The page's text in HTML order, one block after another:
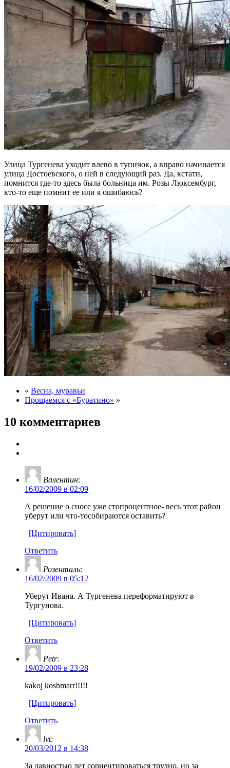
Улица Тургенева уходит влево в тупичок, а вправо начинается
улица Достоевского, о ней в следующий раз. Да, кстати,
помнится где-то здесь была больница им. Розы Люксембург,
кто-то еще помнит ее или я ошибаюсь?
« Весна, муравьи
Прощаемся с «Буратино» »
10 комментариев
Валентин:
16/02/2009 в 02:09
А решение о сносе уже стопроцентное- весь этот район
уберут или что-тособираются оставить?
[Цитировать]
Ответить
Розенталь:
16/02/2009 в 05:12
Уберут Ивана. А Тургенева переформатируют в
Тургунова.
[Цитировать]
Ответить
Petr:
19/02/2009 в 23:28
kakoj koshmarr!!!!!
[Цитировать]
Ответить
lvt:
20/03/2012 в 14:38
За давностью лет сориентироваться трудно, но за